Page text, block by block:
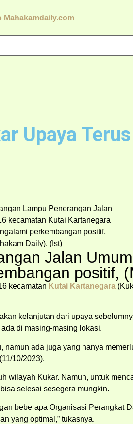
Upaya
Jalan
positif,
kecamatan Kutai Kartanegara
kelanjutan dari upaya
di masing-masing lokasi.
ada juga yang hanya
10/2023).
wilayah Kukar. Namun, untuk
selesai sesegera mungkin.
beberapa Organisasi Perangkat
yang optimal,” tukasnya.